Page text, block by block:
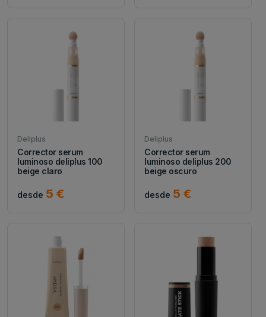
Deliplus
Corrector serum
luminoso deliplus 100
beige claro
desde 5 €
Deliplus
Corrector serum
luminoso deliplus 200
beige oscuro
desde 5 €